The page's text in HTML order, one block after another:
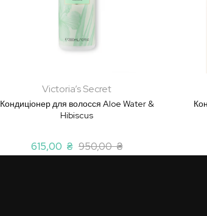
Victoria’s Secret
Кондиціонер для волосся Aloe Water &
Hibiscus
615,00 ₴ 950,00 ₴